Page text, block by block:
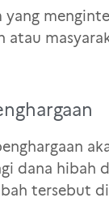
yang
atau
dana hibah
tersebut